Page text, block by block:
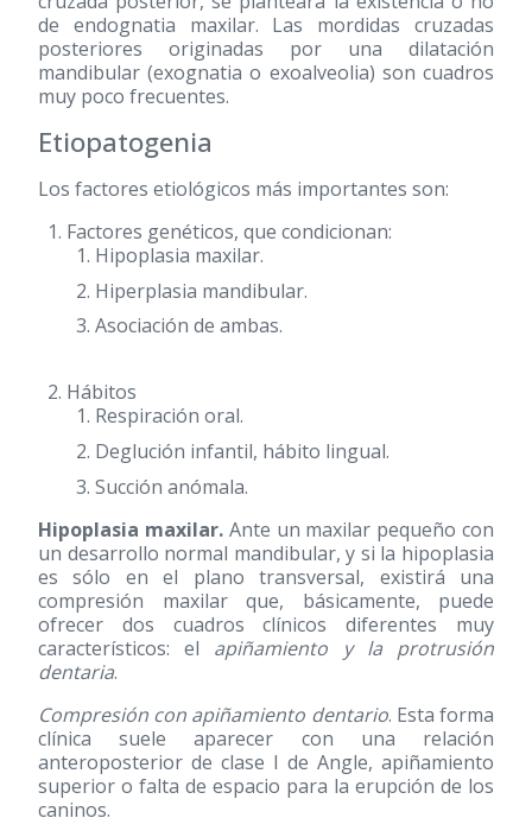
de endognatia maxilar. Las mordidas cruzadas
posteriores originadas por una dilatación
mandibular (exognatia o exoalveolia) son cuadros
muy poco frecuentes.
Etiopatogenia
Los factores etiológicos más importantes son:
Factores genéticos, que condicionan:
Hipoplasia maxilar.
Hiperplasia mandibular.
Asociación de ambas.
Hábitos
Respiración oral.
Deglución infantil, hábito lingual.
Succión anómala.
Hipoplasia maxilar.Ante un maxilar pequeño con
un desarrollo normal mandibular, y si la hipoplasia
es sólo en el plano transversal, existirá una
compresión maxilar que, básicamente, puede
ofrecer dos cuadros clínicos diferentes muy
característicos: el apiñamiento y la protrusión
dentaria.
Compresión con apiñamiento dentario. Esta forma
clínica suele aparecer con una relación
anteroposterior de clase I de Angle, apiñamiento
superior o falta de espacio para la erupción de los
caninos.